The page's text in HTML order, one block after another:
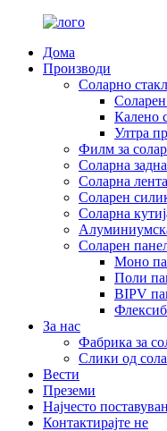
Дома
Производи
Соларно
Калено
Ултра
Филм за
Соларна
Соларна лента
Соларен
Соларна
Соларен
Моно
Поли
BIPV
За нас
Фабрика за
Слики од
Вести
Преземи
Најчесто
Контактирајте не